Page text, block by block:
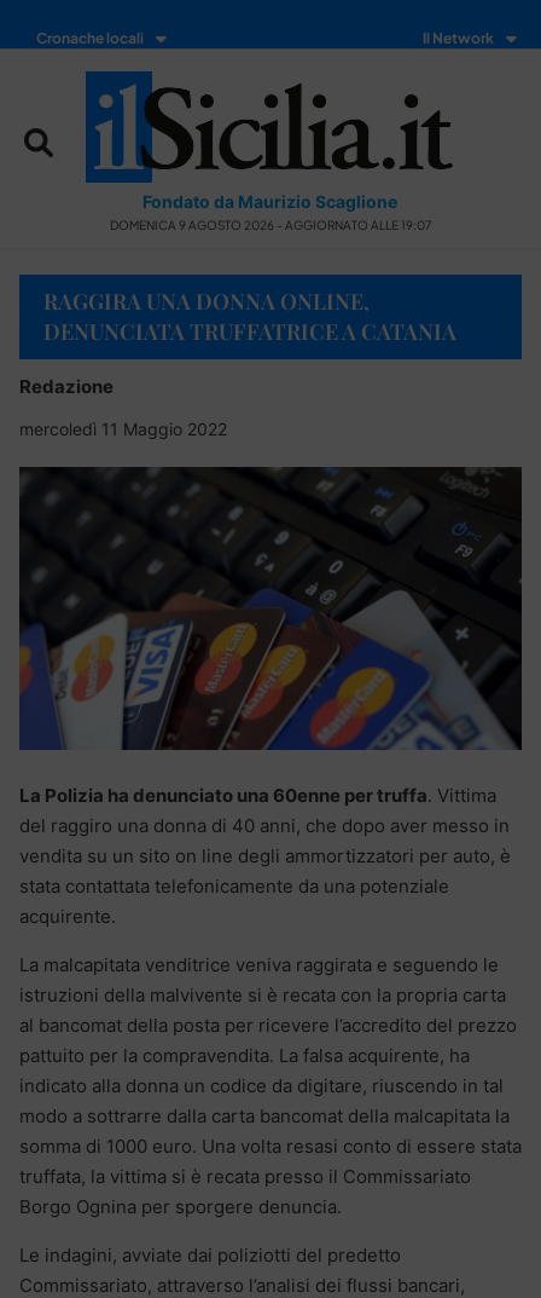
Cronache locali Il Network
Fondato da Maurizio Scaglione
DOMENICA 9 AGOSTO 2026 - AGGIORNATO ALLE 19:07
RAGGIRA UNA DONNA ONLINE,
DENUNCIATA TRUFFATRICE A CATANIA
Redazione
mercoledì 11 Maggio 2022
La Polizia ha denunciato una 60enne per truffa. Vittima
del raggiro una donna di 40 anni, che dopo aver messo in
vendita su un sito on line degli ammortizzatori per auto, è
stata contattata telefonicamente da una potenziale
acquirente.
La malcapitata venditrice veniva raggirata e seguendo le
istruzioni della malvivente si è recata con la propria carta
al bancomat della posta per ricevere l’accredito del prezzo
pattuito per la compravendita. La falsa acquirente, ha
indicato alla donna un codice da digitare, riuscendo in tal
modo a sottrarre dalla carta bancomat della malcapitata la
somma di 1000 euro. Una volta resasi conto di essere stata
truffata, la vittima si è recata presso il Commissariato
Borgo Ognina per sporgere denuncia.
Le indagini, avviate dai poliziotti del predetto
Commissariato, attraverso l’analisi dei flussi bancari,